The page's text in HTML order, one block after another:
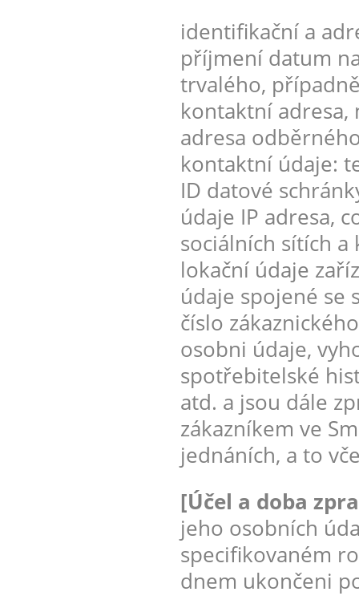
identifikační a
příjmení datum
trvalého,
kontaktní adresa,
adresa
kontaktní údaje:
ID datové
údaje IP adresa,
sociálních sítích
lokační údaje
údaje spojené se
číslo
osobni údaje,
spotřebitelské
atd. a jsou dále
zákazníkem ve
jednáních, a to
[Účel a doba
jeho osobních
specifikovaném
dnem ukončeni